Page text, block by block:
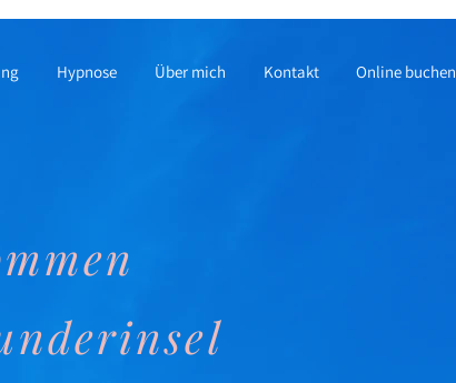
Hypnose Über mich Kontakt Online buchen